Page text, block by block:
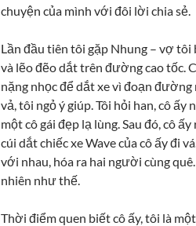
chuyện của mình với đôi lời chia sẻ.
Lần đầu tiên tôi gặp Nhung – vợ tôi
và lẽo đẽo dắt trên đường cao tốc.
nặng nhọc để dắt xe vì đoạn
vả, tôi ngỏ ý giúp. Tôi hỏi han, cô ấy
một cô gái đẹp lạ lùng. Sau đó, cô
cúi dắt chiếc xe Wave của cô ấy đi
với nhau, hóa ra hai người cùng
nhiên như thế.
Thời điểm quen biết cô ấy, tôi là